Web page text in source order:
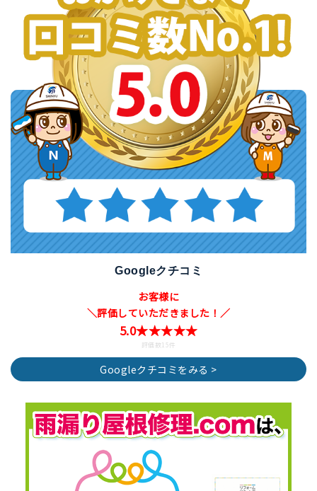
Googleクチコミ
お客様に
＼評価していただきました！／
5.0★★★★★
評価数15件
Googleクチコミをみる >